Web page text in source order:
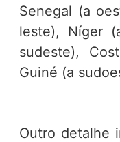
Senegal (a
leste), Níger
sudeste),
Guiné (a
Outro detalhe